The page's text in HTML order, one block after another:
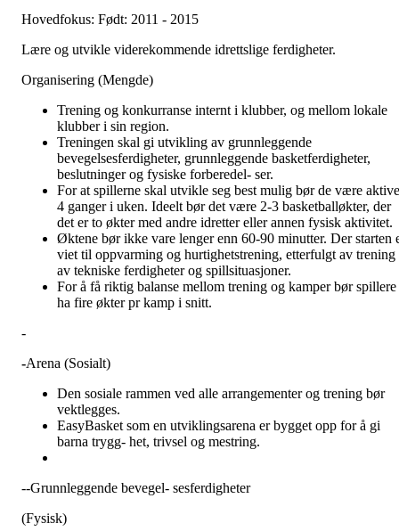
Hovedfokus: Født: 2011 - 2015
Lære og utvikle viderekommende idrettslige ferdigheter.
Organisering (Mengde)
Trening og konkurranse internt i klubber, og mellom lokale
klubber i sin region.
Treningen skal gi utvikling av grunnleggende
bevegelsesferdigheter, grunnleggende basketferdigheter,
beslutninger og fysiske forberedel- ser.
For at spillerne skal utvikle seg best mulig bør de være aktive
4 ganger i uken. Ideelt bør det være 2-3 basketballøkter, der
det er to økter med andre idretter eller annen fysisk aktivitet.
Øktene bør ikke vare lenger enn 60-90 minutter. Der starten
viet til oppvarming og hurtighetstrening, etterfulgt av trening
av tekniske ferdigheter og spillsituasjoner.
For å få riktig balanse mellom trening og kamper bør spillere
ha fire økter pr kamp i snitt.
-
-Arena (Sosialt)
Den sosiale rammen ved alle arrangementer og trening bør
vektlegges.
EasyBasket som en utviklingsarena er bygget opp for å gi
barna trygg- het, trivsel og mestring.
--Grunnleggende bevegel- sesferdigheter
(Fysisk)